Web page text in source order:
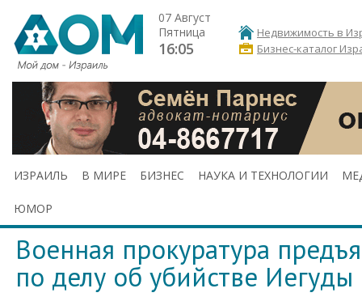
07 Август
Пятница
16:05
Недвижимость в
Бизнес-каталог
ИЗРАИЛЬ В МИРЕ БИЗНЕС НАУКА И ТЕХНОЛОГИИ
ЮМОР
Военная прокуратура
по делу об убийстве